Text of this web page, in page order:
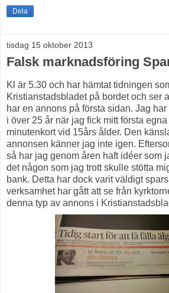
Dela
tisdag 15 oktober 2013
Falsk marknadsföring
Kl är 5.30 och har hämtat tidningen
Kristianstadsbladet på bordet och ser
har en annons på första sidan. Jag
i över 25 år när jag fick mitt första
minutenkort vid 15års ålder. Den
annonsen känner jag inte igen.
så har jag genom åren haft idéer som
det någon som jag trott skulle stötta
bank. Detta har dock varit väldigt
verksamhet har gått att se från
denna typ av annons i